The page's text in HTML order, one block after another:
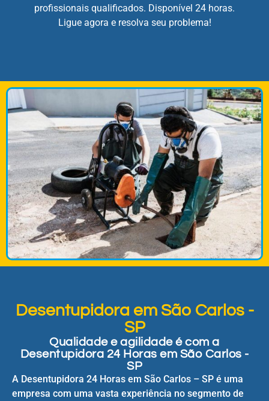
profissionais qualificados. Disponível 24 horas.
Ligue agora e resolva seu problema!
Desentupidora em São Carlos -
SP
Qualidade e agilidade é com a
Desentupidora 24 Horas em São Carlos -
SP
A Desentupidora 24 Horas em São Carlos – SP é uma
empresa com uma vasta experiência no segmento de